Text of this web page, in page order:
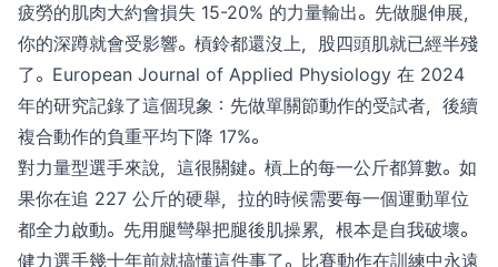
疲勞的肌肉大約會損失 15-20% 的力量輸出。先做腿伸展，
你的深蹲就會受影響。槓鈴都還沒上，股四頭肌就已經半殘
了。European Journal of Applied Physiology 在 2024
年的研究記錄了這個現象：先做單關節動作的受試者，後續
複合動作的負重平均下降 17%。
對力量型選手來說，這很關鍵。槓上的每一公斤都算數。如
果你在追 227 公斤的硬舉，拉的時候需要每一個運動單位
都全力啟動。先用腿彎舉把腿後肌操累，根本是自我破壞。
健力選手幾十年前就搞懂這件事了。比賽動作在訓練中永遠